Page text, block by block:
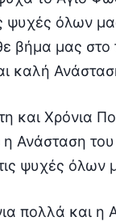
ψυχές όλων
βήμα μας στο
καλή
και Χρόνια
Ανάσταση του
ψυχές όλων
πολλά και η